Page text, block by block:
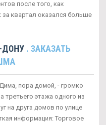
после того, как
квартал оказался больше
ДОНУ . ЗАКАЗАТЬ
пора домой, - громко
третьего этажа одного из
на друга домов по улице
информация: Торговое